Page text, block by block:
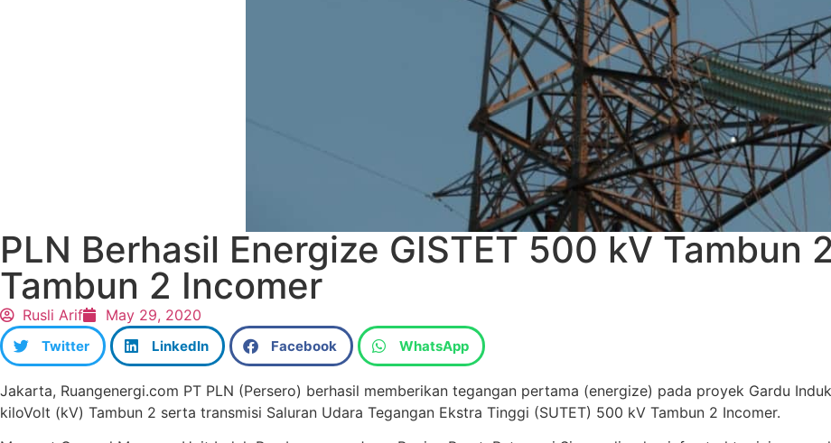
PLN Berhasil Energize GISTET 500 kV Tambun
Tambun 2 Incomer
Rusli Arif May 29, 2020
Twitter LinkedIn Facebook WhatsApp
Jakarta, Ruangenergi.com PT PLN (Persero) berhasil memberikan tegangan pertama (energize) pada proyek Gardu
kiloVolt (kV) Tambun 2 serta transmisi Saluran Udara Tegangan Ekstra Tinggi (SUTET) 500 kV Tambun 2 Incomer.